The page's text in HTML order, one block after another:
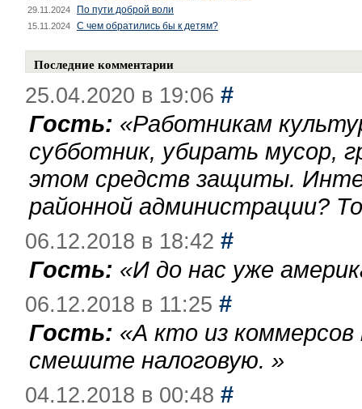
29.11.2024 По пути доброй воли
15.11.2024 С чем обратились бы к детям?
Последние комментарии
25.04.2020 в 19:06 #
Гость: «Работникам
субботник, убирать мусор,
этом средств защиты.
районной администрации?
06.12.2018 в 18:42 #
Гость: «И до нас уже
06.12.2018 в 11:25 #
Гость: «А кто из
смешите налоговую. »
04.12.2018 в 00:48 #